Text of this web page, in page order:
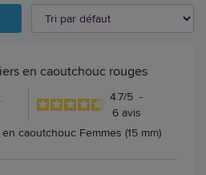
en caoutchouc rouges
4.7/5 -
6avis
caoutchouc Femmes (15 mm)